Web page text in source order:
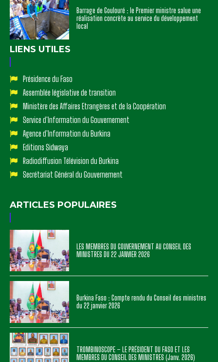
Barrage de Goulouré : le Premier ministre salue une
réalisation concrète au service du développement
local
LIENS UTILES
Présidence du Faso
Assemblée législative de transition
Ministère des Affaires Etrangères et de la Coopération
Service d'Information du Gouvernement
Agence d'Information du Burkina
Editions Sidwaya
Radiodiffusion Télévision du Burkina
Secrétariat Général du Gouvernement
ARTICLES POPULAIRES
LES MEMBRES DU GOUVERNEMENT AU CONSEIL DES
MINISTRES DU 22 JANVIER 2026
Burkina Faso : Compte rendu du Conseil des ministres
du 22 janvier 2026
TROMBINOSCOPE – LE PRÉSIDENT DU FASO ET LES
MEMBRES DU CONSEIL DES MINISTRES (Janv. 2026)